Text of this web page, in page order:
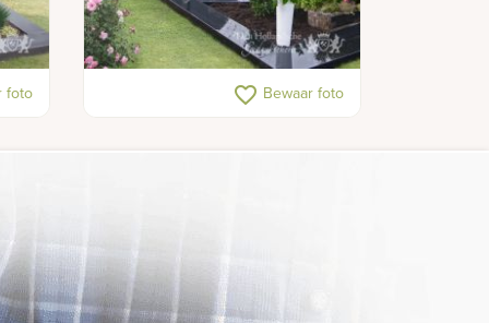
foto
Gedenkteken met ronde
favorite_border Bewaar foto